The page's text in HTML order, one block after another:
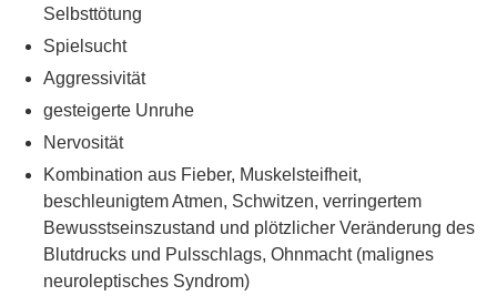
Selbsttötung
Spielsucht
Aggressivität
gesteigerte Unruhe
Nervosität
Kombination aus Fieber, Muskelsteifheit,
beschleunigtem Atmen, Schwitzen, verringertem
Bewusstseinszustand und plötzlicher Veränderung des
Blutdrucks und Pulsschlags, Ohnmacht (malignes
neuroleptisches Syndrom)